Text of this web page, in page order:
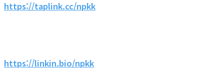
https://taplink.cc/npkk
https://linkin.bio/npkk